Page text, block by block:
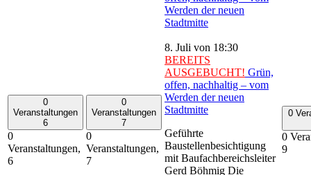
0
Veranstaltungen
6
0
Veranstaltungen,
6
0
Veranstaltungen
7
0
Veranstaltungen,
7
Werden der neuen
Stadtmitte
8. Juli von 18:30
BEREITS
AUSGEBUCHT! Grün,
offen, nachhaltig – vom
Werden der neuen
Stadtmitte
Geführte
Baustellenbesichtigung
mit Baufachbereichsleiter
Gerd Böhmig Die
0
0
9